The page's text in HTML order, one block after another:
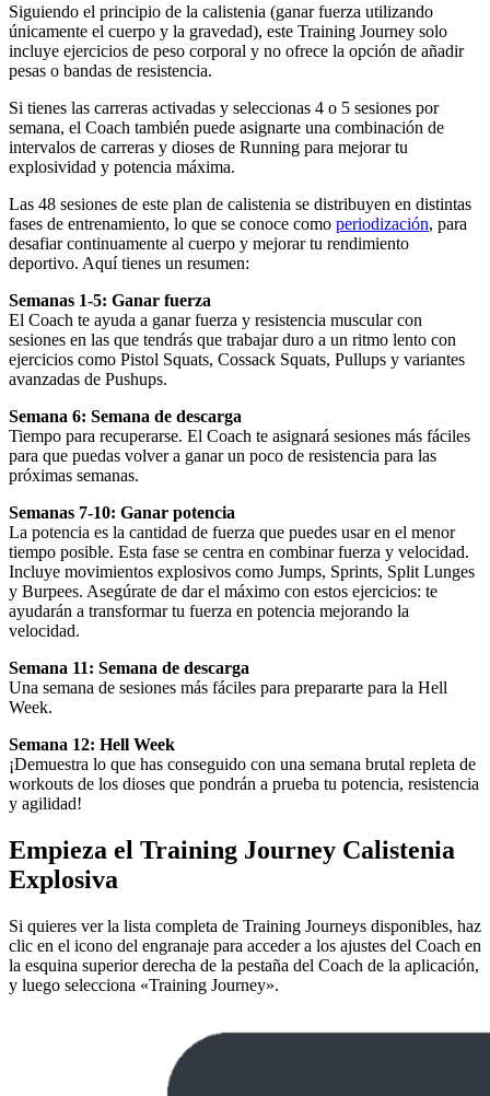
Siguiendo el principio de la calistenia (ganar fuerza utilizando
únicamente el cuerpo y la gravedad), este Training Journey solo
incluye ejercicios de peso corporal y no ofrece la opción de añadir
pesas o bandas de resistencia.
Si tienes las carreras activadas y seleccionas 4 o 5 sesiones por
semana, el Coach también puede asignarte una combinación de
intervalos de carreras y dioses de Running para mejorar tu
explosividad y potencia máxima.
Las 48 sesiones de este plan de calistenia se distribuyen en distintas
fases de entrenamiento, lo que se conoce como periodización, para
desafiar continuamente al cuerpo y mejorar tu rendimiento
deportivo. Aquí tienes un resumen:
Semanas 1-5: Ganar fuerza
El Coach te ayuda a ganar fuerza y resistencia muscular con
sesiones en las que tendrás que trabajar duro a un ritmo lento con
ejercicios como Pistol Squats, Cossack Squats, Pullups y variantes
avanzadas de Pushups.
Semana 6: Semana de descarga
Tiempo para recuperarse. El Coach te asignará sesiones más fáciles
para que puedas volver a ganar un poco de resistencia para las
próximas semanas.
Semanas 7-10: Ganar potencia
La potencia es la cantidad de fuerza que puedes usar en el menor
tiempo posible. Esta fase se centra en combinar fuerza y velocidad.
Incluye movimientos explosivos como Jumps, Sprints, Split Lunges
y Burpees. Asegúrate de dar el máximo con estos ejercicios: te
ayudarán a transformar tu fuerza en potencia mejorando la
velocidad.
Semana 11: Semana de descarga
Una semana de sesiones más fáciles para prepararte para la Hell
Week.
Semana 12: Hell Week
¡Demuestra lo que has conseguido con una semana brutal repleta de
workouts de los dioses que pondrán a prueba tu potencia, resistencia
y agilidad!
Empieza el Training Journey Calistenia
Explosiva
Si quieres ver la lista completa de Training Journeys disponibles, haz
clic en el icono del engranaje para acceder a los ajustes del Coach en
la esquina superior derecha de la pestaña del Coach de la aplicación,
y luego selecciona «Training Journey».